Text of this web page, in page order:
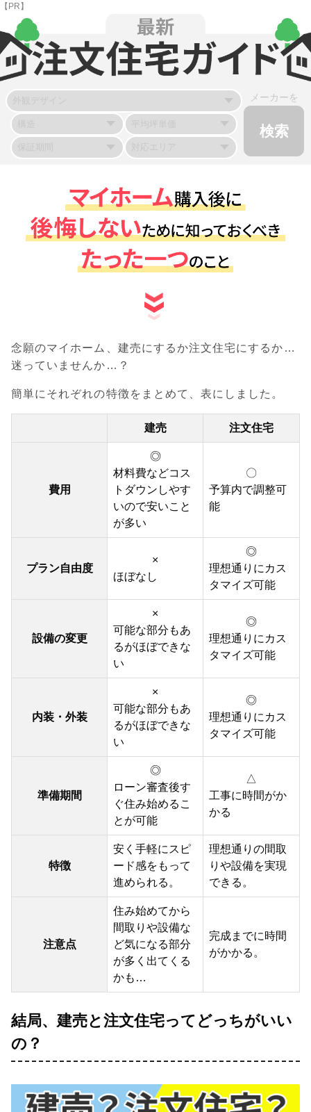
【PR】
メーカーを
念願のマイホーム、建売にするか注文住宅にするか…
迷っていませんか…？
簡単にそれぞれの特徴をまとめて、表にしました。
建売 注文住宅
費用
◎
材料費などコス
トダウンしやす
いので安いこと
が多い
〇
予算内で調整可
能
プラン自由度
×
ほぼなし
◎
理想通りにカス
タマイズ可能
設備の変更
×
可能な部分もあ
るがほぼできな
い
◎
理想通りにカス
タマイズ可能
内装・外装
×
可能な部分もあ
るがほぼできな
い
◎
理想通りにカス
タマイズ可能
準備期間
◎
ローン審査後す
ぐ住み始めるこ
とが可能
△
工事に時間がか
かる
特徴
安く手軽にスピ
ード感をもって
進められる。
理想通りの間取
りや設備を実現
できる。
注意点
住み始めてから
間取りや設備な
ど気になる部分
が多く出てくる
かも…
完成までに時間
がかかる。
結局、建売と注文住宅ってどっちがいい
の？